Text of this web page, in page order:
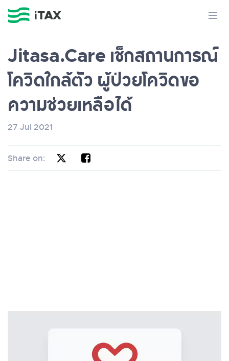
Jitasa.Care เช็กสถานการณ์
โควิดใกล้ตัว ผู้ป่วยโควิดขอ
ความช่วยเหลือได้
27 Jul 2021
Share on: